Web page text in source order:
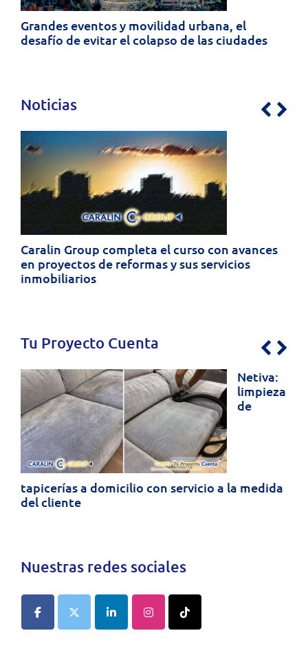
Grandes eventos y movilidad urbana, el
desafío de evitar el colapso de las ciudades
Noticias
Caralin Group completa el curso con avances
en proyectos de reformas y sus servicios
inmobiliarios
Tu Proyecto Cuenta
Netiva:
limpieza
de
tapicerías a domicilio con servicio a la medida
del cliente
Nuestras redes sociales